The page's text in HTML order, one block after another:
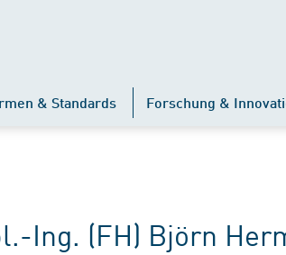
& Standards Forschung &
Ing. (FH) Björn